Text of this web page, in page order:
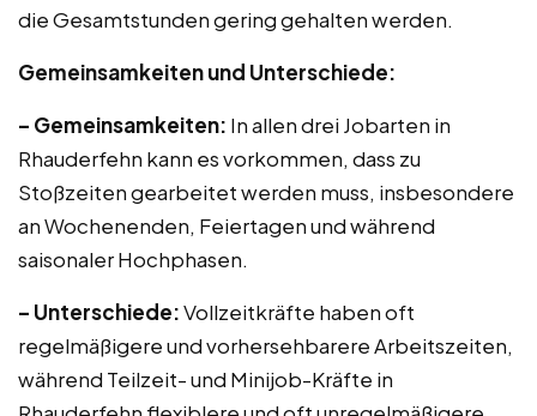
die Gesamtstunden gering gehalten werden.
Gemeinsamkeiten und Unterschiede:
– Gemeinsamkeiten: In allen drei Jobarten in
Rhauderfehn kann es vorkommen, dass zu
Stoßzeiten gearbeitet werden muss, insbesondere
an Wochenenden, Feiertagen und während
saisonaler Hochphasen.
– Unterschiede:Vollzeitkräfte haben oft
regelmäßigere und vorhersehbarere Arbeitszeiten,
während Teilzeit- und Minijob-Kräfte in